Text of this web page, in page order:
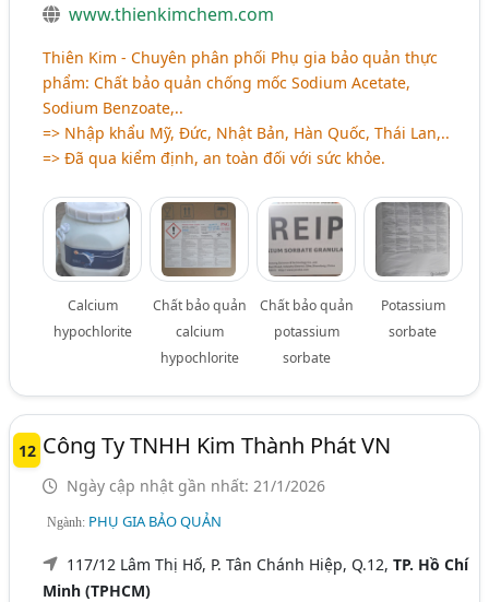
www.thienkimchem.com
Thiên Kim - Chuyên phân phối Phụ gia bảo quản thực
phẩm: Chất bảo quản chống mốc Sodium Acetate,
Sodium Benzoate,..
=> Nhập khẩu Mỹ, Đức, Nhật Bản, Hàn Quốc, Thái Lan,..
=> Đã qua kiểm định, an toàn đối với sức khỏe.
Calcium
hypochlorite
Chất bảo quản
calcium
hypochlorite
Chất bảo quản
potassium
sorbate
Potassium
sorbate
12 Công Ty TNHH Kim Thành Phát VN
Ngày cập nhật gần nhất: 21/1/2026
Ngành: PHỤ GIA BẢO QUẢN
117/12 Lâm Thị Hố, P. Tân Chánh Hiệp, Q.12,TP. Hồ Chí
Minh (TPHCM)